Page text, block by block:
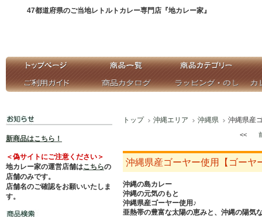
47都道府県のご当地レトルトカレー専門店『地カレー家』
新商品はこちら！
＜偽サイトにご注意ください＞
地カレー家の運営店舗はこちらの
店舗のみです。
店舗名のご確認をお願いいたしま
す。
トップ 沖縄エリア 沖縄県 沖縄県産
<<
沖縄県産ゴーヤー使用【ゴーヤ
沖縄の島カレー
沖縄の元気のもと
沖縄県産ゴーヤー使用♪
亜熱帯の豊富な太陽の恵みと、沖縄の陽気